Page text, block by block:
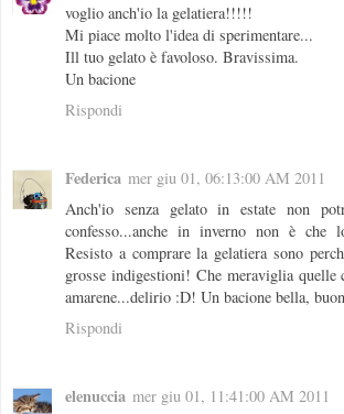
voglio anch'io la gelatiera!!!!!
Mi piace molto l'idea di sperimentare...
Ill tuo gelato è favoloso. Bravissima.
Un bacione
Rispondi
Federica mer giu 01, 06:13:00 AM 2011
Anch'io senza gelato in estate non
confesso...anche in inverno non è che
Resisto a comprare la gelatiera sono
grosse indigestioni! Che meraviglia quelle
amarene...delirio :D! Un bacione bella,
Rispondi
elenuccia mer giu 01, 11:41:00 AM 2011